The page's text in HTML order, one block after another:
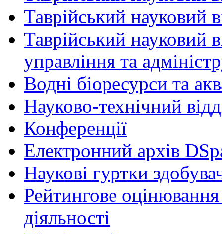
Таврійський науковий
Таврійський науковий
управління та
Водні біоресурси та
Науково-технічний
Конференції
Електронний архів
Наукові гуртки
Рейтингове оцінювання
діяльності